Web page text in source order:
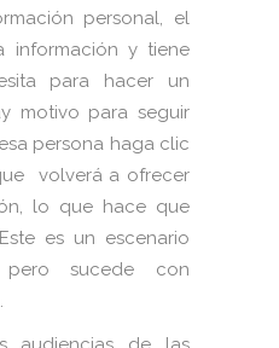
personal, el
información y tiene
para hacer un
motivo para seguir
persona haga clic
volverá a ofrecer
lo que hace que
es un escenario
pero sucede con